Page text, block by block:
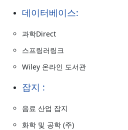
데이터베이스:
과학Direct
스프링러링크
Wiley 온라인 도서관
잡지 :
음료 산업 잡지
화학 및 공학 (주)